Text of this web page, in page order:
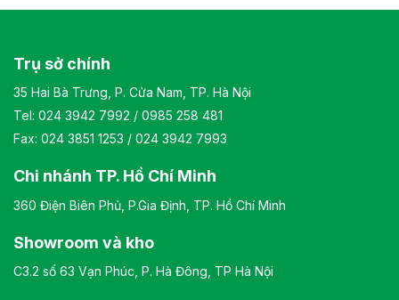
Trụ sở chính
35 Hai Bà Trưng, P. Cửa Nam, TP. Hà Nội
Tel: 024 3942 7992 / 0985 258 481
Fax: 024 3851 1253 / 024 3942 7993
Chi nhánh TP. Hồ Chí Minh
360 Điện Biên Phủ, P.Gia Định, TP. Hồ Chí Minh
Showroom và kho
C3.2 số 63 Vạn Phúc, P. Hà Đông, TP Hà Nội